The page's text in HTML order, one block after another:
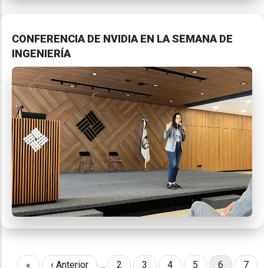
CONFERENCIA DE NVIDIA EN LA SEMANA DE
INGENIERÍA
First
«
Previous
‹ Anterior … Page
2 Page
3 Page
4 Page
5
Current
6
7